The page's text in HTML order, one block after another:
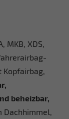
MKB, XDS,
beheizbar,
Dachhimmel,